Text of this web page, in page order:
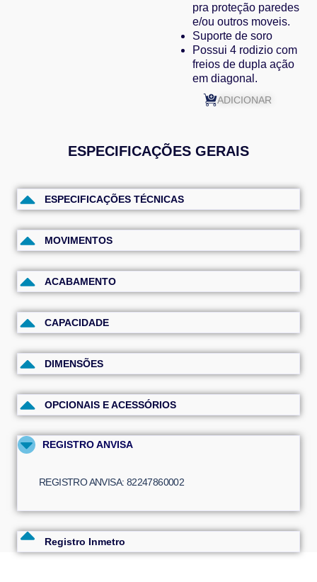
pra proteção paredes
e/ou outros moveis.
Suporte de soro
Possui 4 rodizio com
freios de dupla ação
em diagonal.
ADICIONAR
ESPECIFICAÇÕES GERAIS
ESPECIFICAÇÕES TÉCNICAS
MOVIMENTOS
ACABAMENTO
CAPACIDADE
DIMENSÕES
OPCIONAIS E ACESSÓRIOS
REGISTRO ANVISA
REGISTRO ANVISA: 82247860002
Registro Inmetro